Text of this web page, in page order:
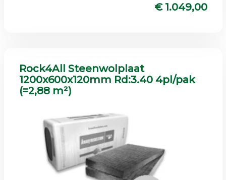
€ 1.049,00
Rock4All Steenwolplaat
1200x600x120mm Rd:3.40 4pl/pak
(=2,88 m²)